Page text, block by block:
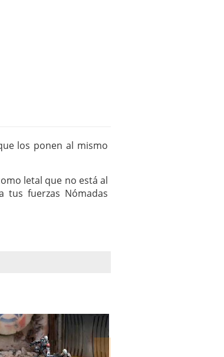
los ponen al mismo
letal que no está al
tus fuerzas Nómadas